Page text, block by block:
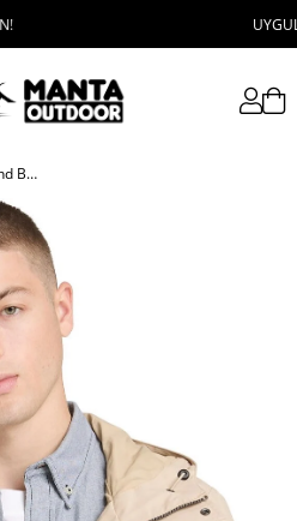
UYGULAMAYI
Timberland Benton Waterproof Shell Jacket Erkek Ceket